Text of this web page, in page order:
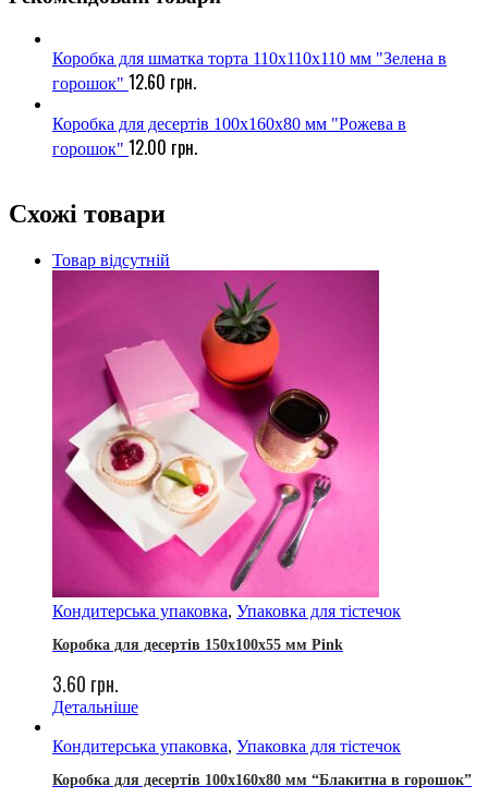
Коробка для шматка торта 110х110х110 мм "Зелена в
горошок" 12.60 грн.
Коробка для десертів 100х160х80 мм "Рожева в
горошок" 12.00 грн.
Схожі товари
Товар відсутній
Кондитерська упаковка, Упаковка для тістечок
Коробка для десертів 150x100x55 мм Pink
3.60 грн.
Детальніше
Кондитерська упаковка, Упаковка для тістечок
Коробка для десертів 100х160х80 мм “Блакитна в горошок”